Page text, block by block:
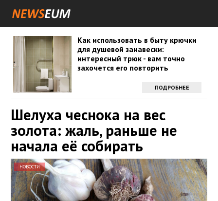
Как использовать в быту крючки
для душевой занавески:
интересный трюк - вам точно
захочется его повторить
ПОДРОБНЕЕ
Шелуха чеснока на вес
золота: жаль, раньше не
начала её собирать
НОВОСТИ